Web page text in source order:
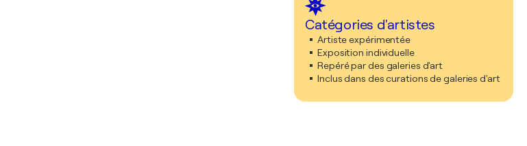
Catégories d'artistes
Artiste expérimentée
Exposition individuelle
Repéré par des galeries d'art
Inclus dans des curations de galeries d'art